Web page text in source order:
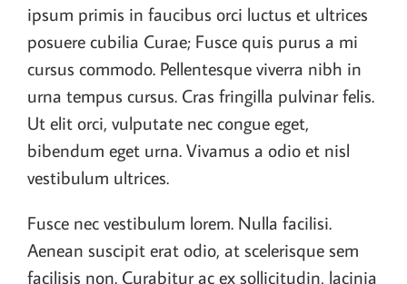
ipsum primis in faucibus orci luctus et ultrices
posuere cubilia Curae; Fusce quis purus a mi
cursus commodo. Pellentesque viverra nibh in
urna tempus cursus. Cras fringilla pulvinar felis.
Ut elit orci, vulputate nec congue eget,
bibendum eget urna. Vivamus a odio et nisl
vestibulum ultrices.
Fusce nec vestibulum lorem. Nulla facilisi.
Aenean suscipit erat odio, at scelerisque sem
facilisis non. Curabitur ac ex sollicitudin, lacinia